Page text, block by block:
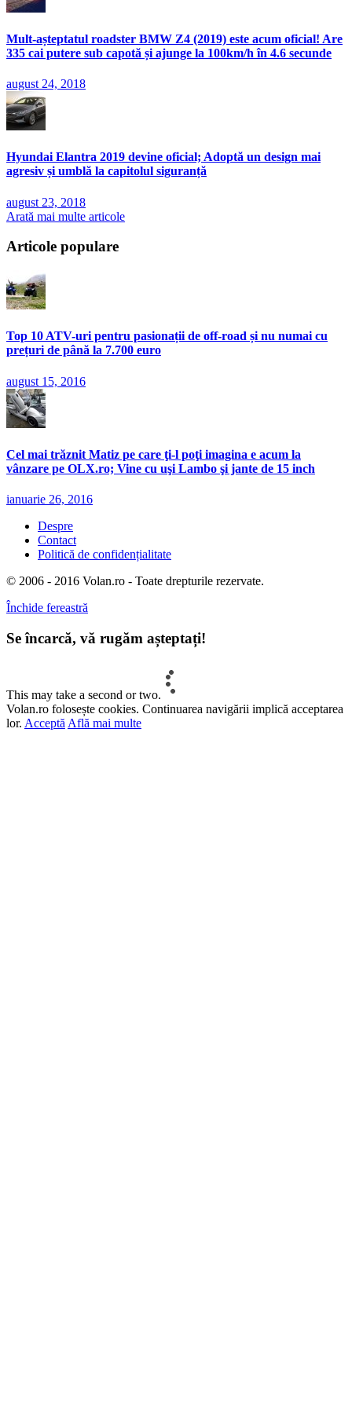
Mult-așteptatul roadster BMW Z4 (2019) este acum oficial! Are
335 cai putere sub capotă și ajunge la 100km/h în 4.6 secunde
august 24, 2018
Hyundai Elantra 2019 devine oficial; Adoptă un design mai
agresiv și umblă la capitolul siguranță
august 23, 2018
Arată mai multe articole
Articole populare
Top 10 ATV-uri pentru pasionații de off-road și nu numai cu
prețuri de până la 7.700 euro
august 15, 2016
Cel mai trăznit Matiz pe care ţi-l poţi imagina e acum la
vânzare pe OLX.ro; Vine cu uşi Lambo şi jante de 15 inch
ianuarie 26, 2016
Despre
Contact
Politică de confidențialitate
© 2006 - 2016 Volan.ro - Toate drepturile rezervate.
Închide fereastră
Se încarcă, vă rugăm așteptați!
This may take a second or two.
Volan.ro folosește cookies. Continuarea navigării implică acceptarea
lor. Acceptă Află mai multe